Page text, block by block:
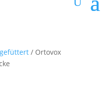
/ Ortovox